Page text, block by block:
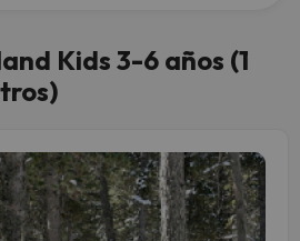
Kids 3-6 años (1